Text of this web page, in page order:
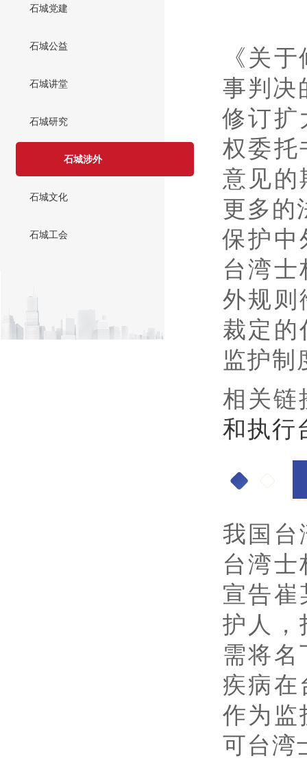
石城党建
石城公益
石城讲堂
石城研究
石城涉外
石城文化
石城工会
《关
事判决
修订扩
权委托
意见的
更多的
保护中
台湾
外规则
裁定
监护制
相关链
和执行
我国台
台湾
宣告
护人，
需将
疾病
作为监
可台湾